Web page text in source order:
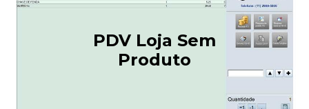
PDV Loja Sem
Produto